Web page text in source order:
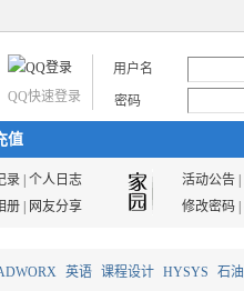
用户名
密码
QQ快速登录
值
录 个人日志 活动公告|
册 网友分享 修改密码|
英语 课程设计 HYSYS 石